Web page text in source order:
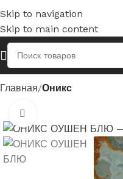
Skip to navigation
Skip to main content
Главная Оникс